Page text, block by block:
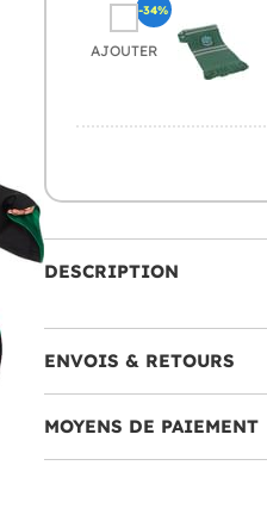
AJOUTER
-34%
DESCRIPTION
ENVOIS & RETOURS
MOYENS DE PAIEMENT